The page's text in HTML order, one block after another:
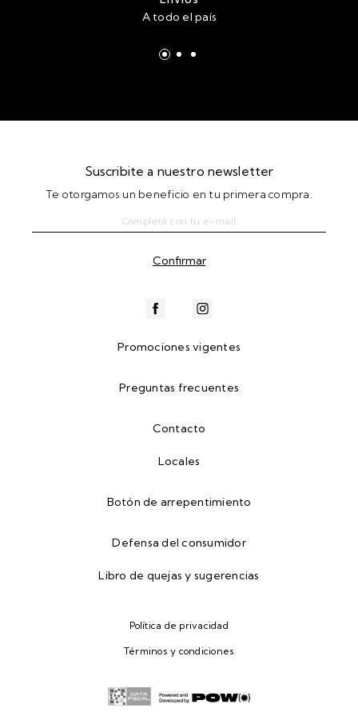
A todo el país
Suscribite a nuestro newsletter
Te otorgamos un beneficio en tu primera compra.
Promociones vigentes
Preguntas frecuentes
Contacto
Locales
Botón de arrepentimiento
Defensa del consumidor
Libro de quejas y sugerencias
Política de privacidad
Términos y condiciones